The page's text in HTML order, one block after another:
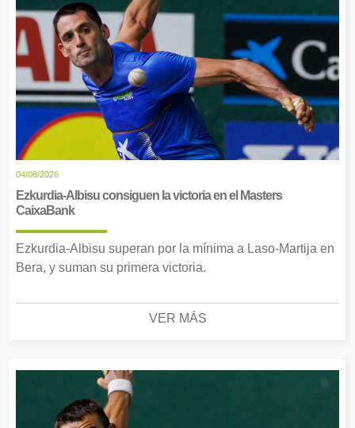
04/08/2026
Ezkurdia-Albisu consiguen la victoria en el Masters
CaixaBank
Ezkurdia-Albisu superan por la mínima a Laso-Martija en
Bera, y suman su primera victoria.
VER MÁS